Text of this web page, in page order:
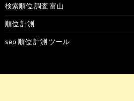
検索順位 調査 富山
順位 計測
seo 順位 計測 ツール